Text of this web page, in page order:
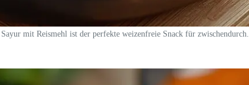
mit Reismehl ist der perfekte weizenfreie Snack für zwischendurch.